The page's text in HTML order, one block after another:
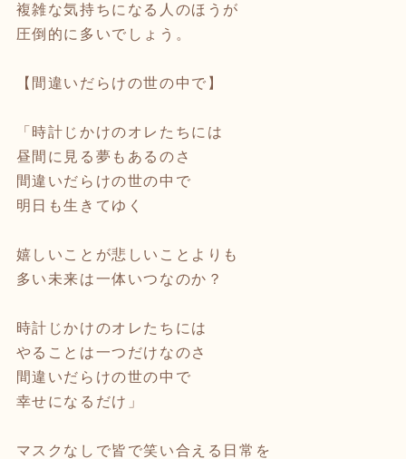
複雑な気持ちになる人のほうが
圧倒的に多いでしょう。
【間違いだらけの世の中で】
「時計じかけのオレたちには
昼間に見る夢もあるのさ
間違いだらけの世の中で
明日も生きてゆく
嬉しいことが悲しいことよりも
多い未来は一体いつなのか？
時計じかけのオレたちには
やることは一つだけなのさ
間違いだらけの世の中で
幸せになるだけ」
マスクなしで皆で笑い合える日常を